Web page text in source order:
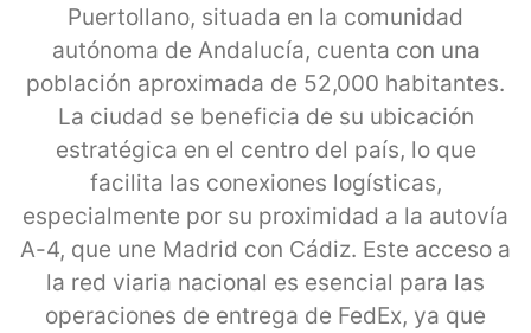
Puertollano, situada en la comunidad
autónoma de Andalucía, cuenta con una
población aproximada de 52,000 habitantes.
La ciudad se beneficia de su ubicación
estratégica en el centro del país, lo que
facilita las conexiones logísticas,
especialmente por su proximidad a la autovía
A-4, que une Madrid con Cádiz. Este acceso a
la red viaria nacional es esencial para las
operaciones de entrega de FedEx, ya que